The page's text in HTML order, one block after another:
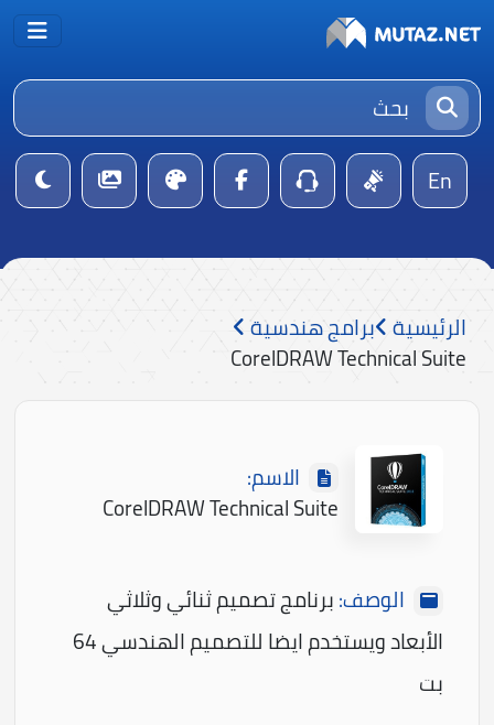
En
الرئيسية برامج هندسية
CorelDRAW Technical Suite
الاسم:
CorelDRAW Technical Suite
الوصف:برنامج تصميم ثنائي وثلاثي
الأبعاد ويستخدم ايضا للتصميم الهندسي 64
بت